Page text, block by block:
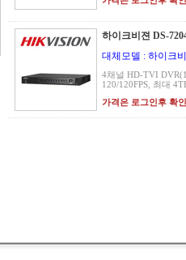
하이크비젼 DS-
대체모델 : 하이크
4채널 HD-TVI
120/120FPS, 최대
가격은 로그인후 확인